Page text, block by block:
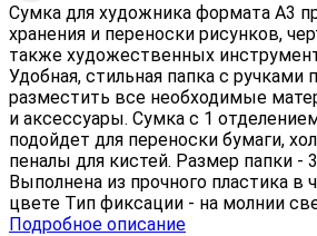
Сумка для художника формата А3
хранения и переноски рисунков,
также художественных
Удобная, стильная папка с ручками
разместить все необходимые
и аксессуары. Сумка с 1
подойдет для переноски бумаги,
пеналы для кистей. Размер папки -
Выполнена из прочного пластика в
цвете Тип фиксации - на молнии
Подробное описание